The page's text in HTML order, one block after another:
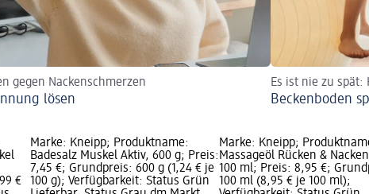
gegen Nackenschmerzen
lösen
Es ist nie zu spät:
Beckenboden
€
Marke: Kneipp; Produktname:
Badesalz Muskel Aktiv, 600 g; Preis:
7,45 €; Grundpreis: 600 g (1,24 € je
100 g); Verfügbarkeit: Status Grün
Marke: Kneipp;
Massageöl Rücken &
100 ml; Preis: 8,95 €;
100 ml (8,95 € je 100 ml);